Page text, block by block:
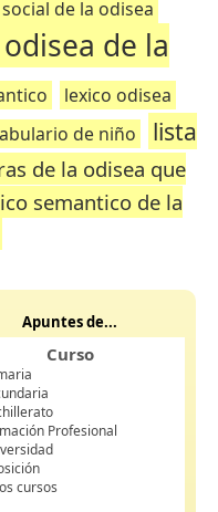
de la odisea
de la
lexico odisea
de niño
lista
de la odisea que
semantico de la
Apuntes de...
Curso
Profesional
cursos